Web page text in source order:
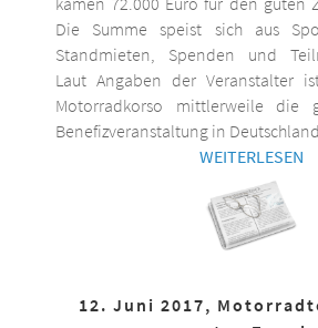
Die Summe speist sich aus
Standmieten, Spenden und
Laut Angaben der Veranstalter
Motorradkorso mittlerweile die
Benefizveranstaltung in Deutschland.
WEITERLESEN
12. Juni 2017,